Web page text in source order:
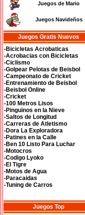
Juegos de Mario
Juegos Navideños
Juegos Gratis Nuevos
-Bicicletas Acrobaticas
-Acrobacias con Bicicletas
-Ciclismo
-Golpear Pelotas de Beisbol
-Campeonato de Cricket
-Entrenamiento de Beisbol
-Beisbol Online
-Cricket
-100 Metros Lisos
-Pinguinos en la Nieve
-Saltos de Longitud
-Carreras de Atletismo
-Dora La Exploradora
-Patines en la Calle
-Ben 10 Listo Para Luchar
-Motocros
-Codigo Lyoko
-El Tigre
-Motos de Agua
-Paracaidas
-Tuning de Carros
Juegos Top